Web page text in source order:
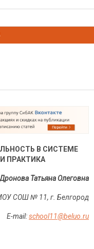
В СИСТЕМЕ
ПРАКТИКА
Дронова Татьяна Олеговна
СОШ № 11, г. Белгород
E-mail:school11@beluo.ru